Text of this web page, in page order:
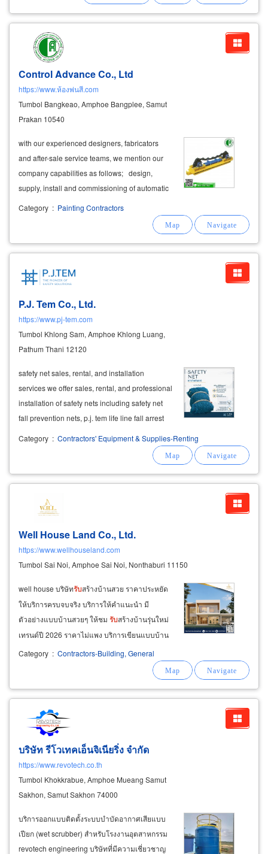
Control Advance Co., Ltd
https://www.ห้องพ่นสี.com
Tumbol Bangkeao, Amphoe Bangplee, Samut
Prakan 10540
with our experienced designers, fabricators
and after-sale service teams, we mention our
company capabilities as follows; design,
supply, install and commissioning of automatic
commissioning of water plant supply, install
Category : Painting Contractors
P.J. Tem Co., Ltd.
https://www.pj-tem.com
Tumbol Khlong Sam, Amphoe Khlong Luang,
Pathum Thani 12120
safety net sales, rental, and installation
services we offer sales, rental, and professional
installation of safety nets including safety net
fall prevention nets, p.j. tem life line fall arrest
Category : Contractors' Equipment & Supplies-Renting
Well House Land Co., Ltd.
https://www.wellhouseland.com
Tumbol Sai Noi, Amphoe Sai Noi, Nonthaburi 11150
well house บริษัทรับสร้างบ้านสวย ราคาประหยัด
ให้บริการครบจบจริง บริการให้คำแนะนำ มี
ตัวอย่างแบบบ้านสวยๆ ให้ชม รับสร้างบ้านรุ่นใหม่
เทรนด์ปี 2026 ราคาไม่แพง บริการเขียนแบบบ้าน
มีแปลนภายในบ้านให้ดูประกอบการตัดสินใจ
บริการดำเนินการยื่นขออนุญาตปลูกสร้าง บริการ
Category : Contractors-Building, General
บริษัท รีโวเทคเอ็นจิเนียริ่ง จำกัด
https://www.revotech.co.th
Tumbol Khokkrabue, Amphoe Mueang Samut
Sakhon, Samut Sakhon 74000
บริการออกแบบติดตั้งระบบบำบัดอากาศเสียแบบ
เปียก (wet scrubber) สำหรับโรงงานอุตสาหกรรม
revotech engineering บริษัทที่มีความเชี่ยวชาญ